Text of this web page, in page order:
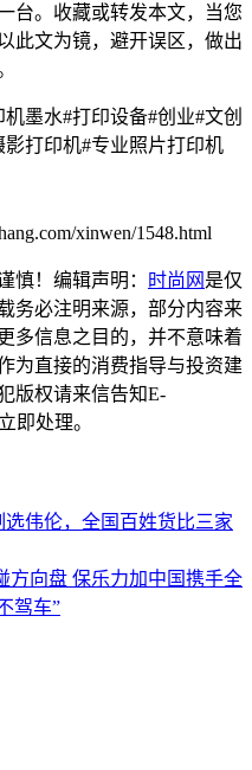
台。收藏或转发本文，当您
此文为镜，避开误区，做出
墨水#打印设备#创业#文创
打印机#专业照片打印机
xinwen/1548.html
慎！编辑声明： 时尚网 是仅
务必注明来源，部分内容来
多信息之目的，并不意味着
为直接的消费指导与投资建
版权请来信告知E-
即处理。
伟伦，全国百姓货比三家
方向盘 保乐力加中国携手全
驾车”